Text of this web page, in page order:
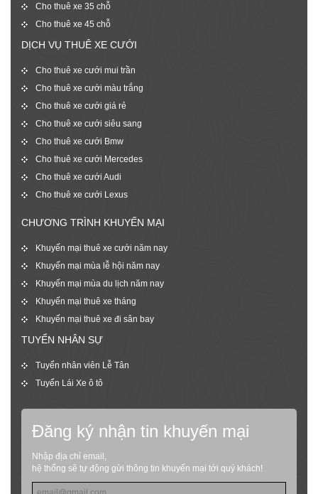
Cho thuê xe 35 chỗ
Cho thuê xe 45 chỗ
DỊCH VỤ THUÊ XE CƯỚI
Cho thuê xe cưới mui trần
Cho thuê xe cưới màu trắng
Cho thuê xe cưới giá rẻ
Cho thuê xe cưới siêu sang
Cho thuê xe cưới Bmw
Cho thuê xe cưới Mercedes
Cho thuê xe cưới Audi
Cho thuê xe cưới Lexus
CHƯƠNG TRÌNH KHUYẾN MẠI
Khuyến mại thuê xe cưới năm nay
Khuyến mại mùa lễ hội năm nay
Khuyến mại mùa du lịch năm nay
Khuyến mại thuê xe tháng
Khuyến mại thuê xe đi sân bay
TUYỂN NHÂN SỰ
Tuyển nhân viên Lễ Tân
Tuyển Lái Xe ô tô
Đăng ký nhận tin khuyến mại
Nhập địa chỉ email,
hệ thống sẽ tự động gửi thông tin khuyến mại tới quý khách!